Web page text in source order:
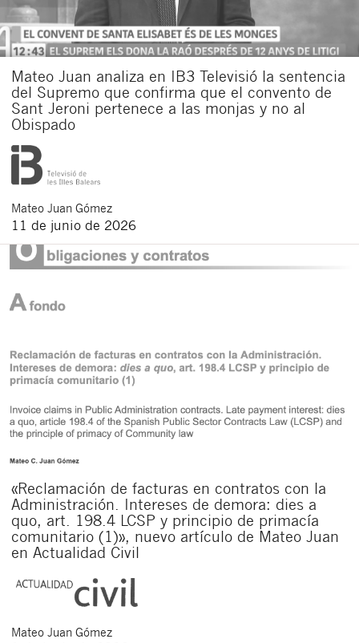
Mateo Juan analiza en IB3 Televisió la sentencia
del Supremo que confirma que el convento de
Sant Jeroni pertenece a las monjas y no al
Obispado
Mateo Juan Gómez
11 de junio de 2026
«Reclamación de facturas en contratos con la
Administración. Intereses de demora: dies a
quo, art. 198.4 LCSP y principio de primacía
comunitario (1)», nuevo artículo de Mateo Juan
en Actualidad Civil
Mateo Juan Gómez